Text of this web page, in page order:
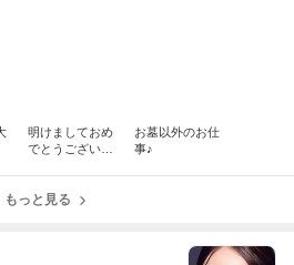
明けましておめ
でとうございま
お墓以外のお仕
事♪
もっと見る